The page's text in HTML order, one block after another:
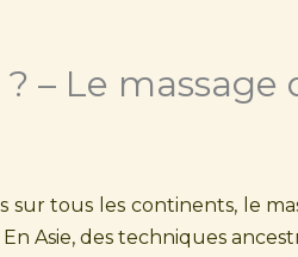
? – Le
sur tous les continents, le
Asie, des techniques